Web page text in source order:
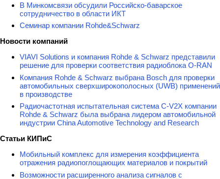
В Минкомсвязи обсудили Российско-баварское
сотрудничество в области ИКТ
Семинар компании Rohde&Schwarz
Новости компаний
VIAVI Solutions и компания Rohde & Schwarz представили
решение для проверки соответствия радиоблока O-RAN
Компания Rohde & Schwarz выбрана Bosch для проверки
автомобильных сверхширокополосных (UWB) применений
в производстве
Радиочастотная испытательная система C-V2X компании
Rohde & Schwarz была выбрана лидером автомобильной
индустрии China Automotive Technology and Research
Статьи КИПиС
Мобильный комплекс для измерения коэффициента
отражения радиопоглощающих материалов и покрытий
Возможности расширенного анализа сигналов с